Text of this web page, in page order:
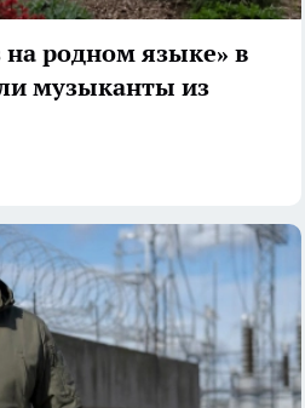
родном языке» в
музыканты из